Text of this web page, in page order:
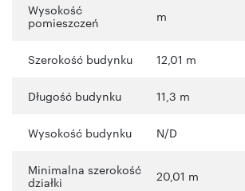
Wysokość
pomieszczeń
m
Szerokość budynku 12,01 m
Długość budynku 11,3 m
Wysokość budynku N/D
Minimalna szerokość
działki
20,01 m